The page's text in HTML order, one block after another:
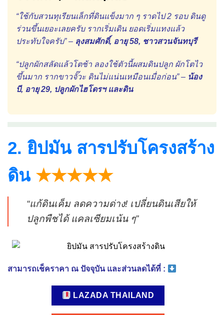
“ใช้กับสวนทุเรียนเล็กที่ดินแข็งมาก ๆ ราดไป 2 รอบ ดินดู
ร่วนขึ้นเยอะเลยครับ รากเริ่มเดิน ยอดเริ่มแทงแล้ว
ประทับใจครับ” – ลุงสมศักดิ์, อายุ 58, ชาวสวนจันทบุรี
“ปลูกผักสลัดแล้วโตช้า ลองใช้ตัวนี้ผสมดินปลูก ผักโตไว
ขึ้นมาก รากขาวจั๊วะ ดินไม่แน่นเหมือนเมื่อก่อน” – น้อง
บี, อายุ 29, ปลูกผักไฮโดรฯ และดิน
2. ยิปมัน สารปรับโครงสร้าง
ดิน ★★★★★
“แก้ดินเค็ม ลดความด่าง! เปลี่ยนดินเสียให้
ปลูกพืชได้ แคลเซียมเน้น ๆ”
สามารถเช็คราคา ณ ปัจจุบัน และส่วนลดได้ที่ :
LAZADA THAILAND